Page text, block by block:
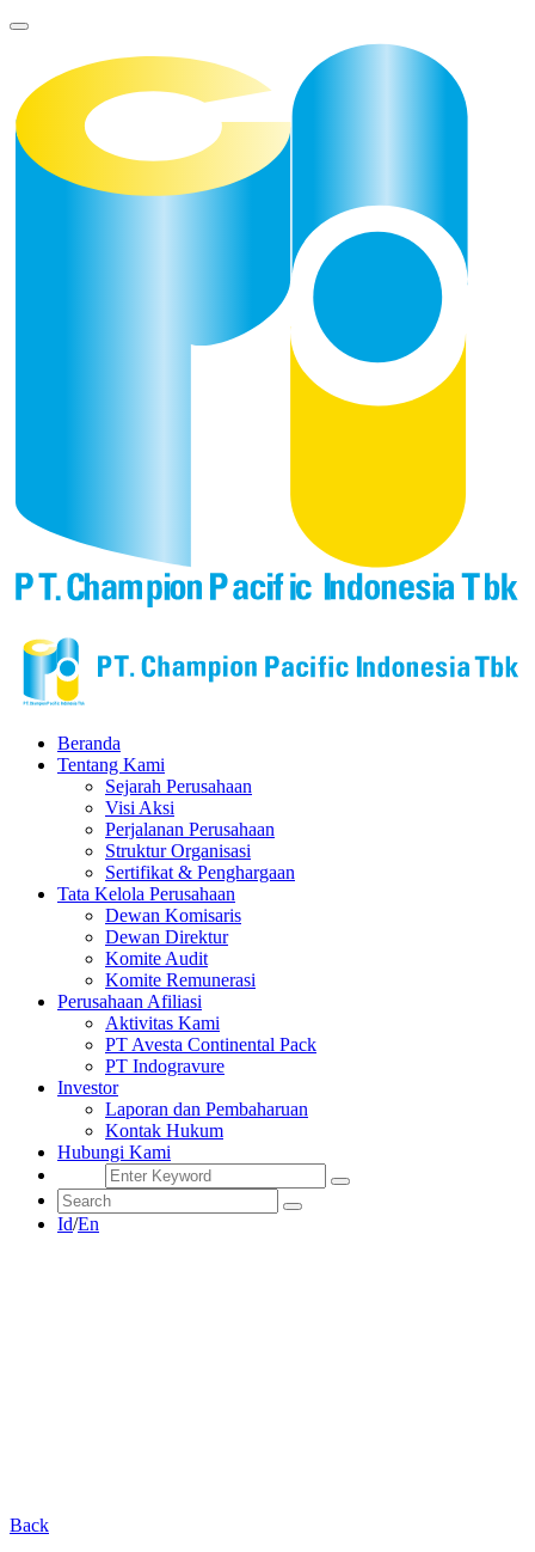
Beranda
Tentang Kami
Sejarah Perusahaan
Visi Aksi
Perjalanan Perusahaan
Struktur Organisasi
Sertifikat & Penghargaan
Tata Kelola Perusahaan
Dewan Komisaris
Dewan Direktur
Komite Audit
Komite Remunerasi
Perusahaan Afiliasi
Aktivitas Kami
PT Avesta Continental Pack
PT Indogravure
Investor
Laporan dan Pembaharuan
Kontak Hukum
Hubungi Kami
Id/En
Back